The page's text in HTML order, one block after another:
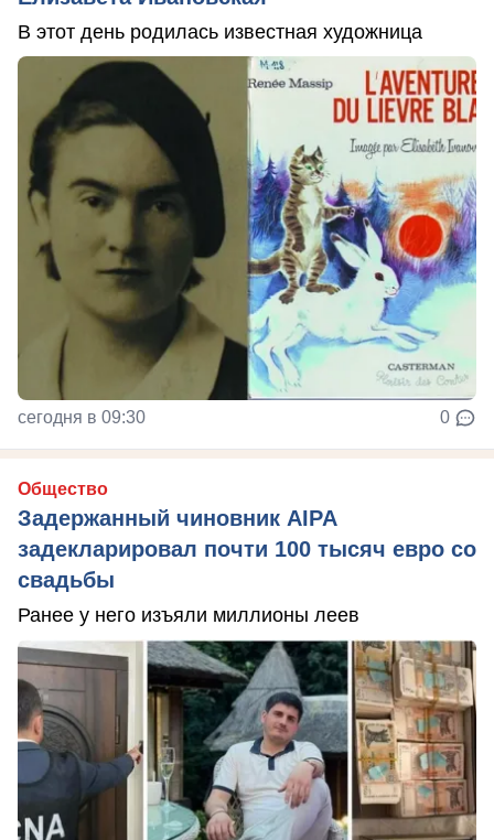
В этот день родилась известная художница
сегодня в 09:30 0
Общество
Задержанный чиновник AIPA
задекларировал почти 100 тысяч евро со
свадьбы
Ранее у него изъяли миллионы леев